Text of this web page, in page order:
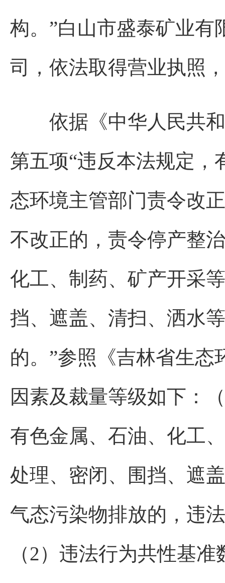
构。”白山市盛泰矿业有
司，依法取得营业执照
依据《中华人民共和
第五项“违反本法规定
态环境主管部门责令改
不改正的，责令停产整
化工、制药、矿产开采
挡、遮盖、清扫、洒水
的。”参照《吉林省生
因素及裁量等级如下：
有色金属、石油、化工
处理、密闭、围挡、遮
气态污染物排放的，违
（2）违法行为共性基